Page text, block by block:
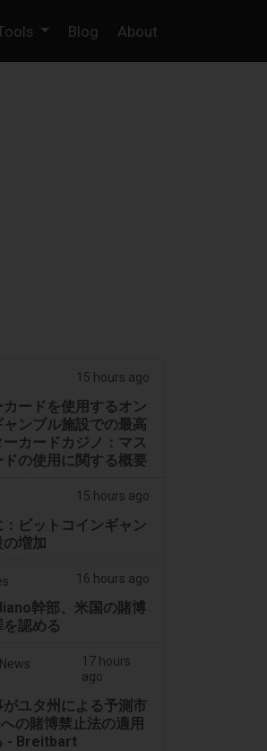
Blog About
15 hours ago
カードを使用するオン
ャンブル施設での最高
カードカジノ：マス
ドの使用に関する概要
15 hours ago
：ビットコインギャン
の増加
16 hours ago
幹部、米国の賭博
認める
17 hours
ago
がユタ州による予測市
の賭博禁止法の適用
- Breitbart